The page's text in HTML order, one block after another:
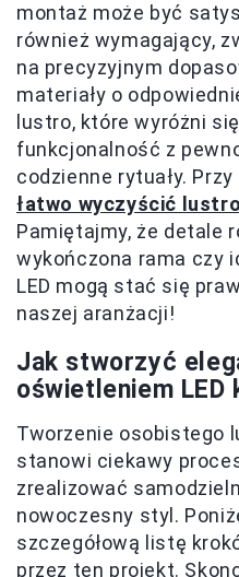
montaż może być
również wymagający,
na precyzyjnym
materiały o
lustro, które wyróżni
funkcjonalność z
codzienne rytuały.
łatwo wyczyścić
Pamiętajmy, że detale
wykończona rama czy
LED mogą stać się
naszej aranżacji!
Jak stworzyć
oświetleniem LED
Tworzenie osobistego
stanowi ciekawy
zrealizować
nowoczesny styl.
szczegółową listę
przez ten projekt.